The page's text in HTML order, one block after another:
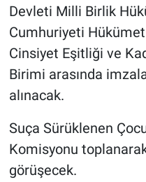
Devleti Milli Birlik
Cumhuriyeti
Cinsiyet Eşitliği ve
Birimi arasında
alınacak.
Suça Sürüklenen
Komisyonu
görüşecek.